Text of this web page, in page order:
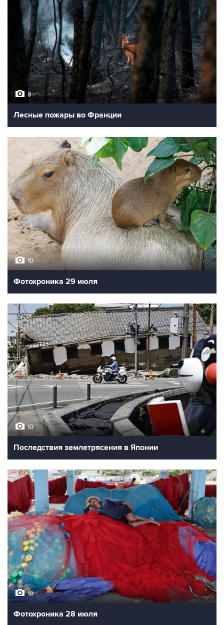
8
Лесные пожары во Франции
10
Фотохроника 29 июля
10
Последствия землетрясения в Японии
10
Фотохроника 28 июля